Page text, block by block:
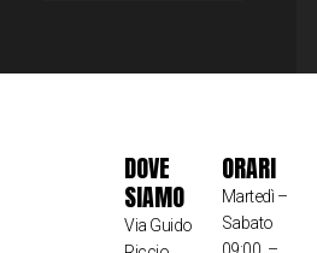
DOVE
SIAMO
Via Guido
ORARI
Martedì –
Sabato
09:00 –